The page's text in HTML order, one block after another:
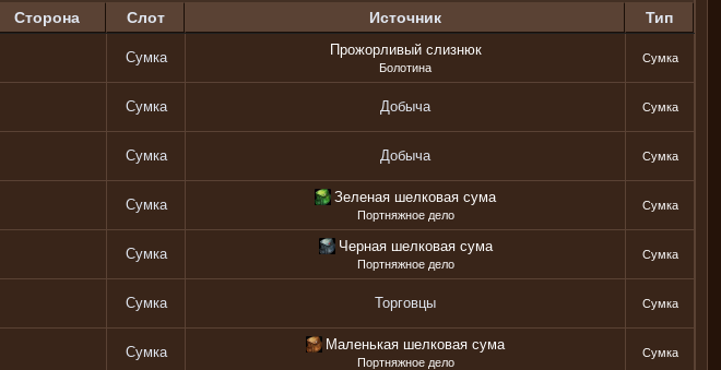
Сторона Слот Источник Тип
Сумка Прожорливый слизнюк
Болотина
Сумка
Сумка Добыча Сумка
Сумка Добыча Сумка
Сумка Зеленая шелковая сума
Портняжное дело
Сумка
Сумка Черная шелковая сума
Портняжное дело
Сумка
Сумка Торговцы Сумка
Сумка Маленькая шелковая сума
Портняжное дело
Сумка